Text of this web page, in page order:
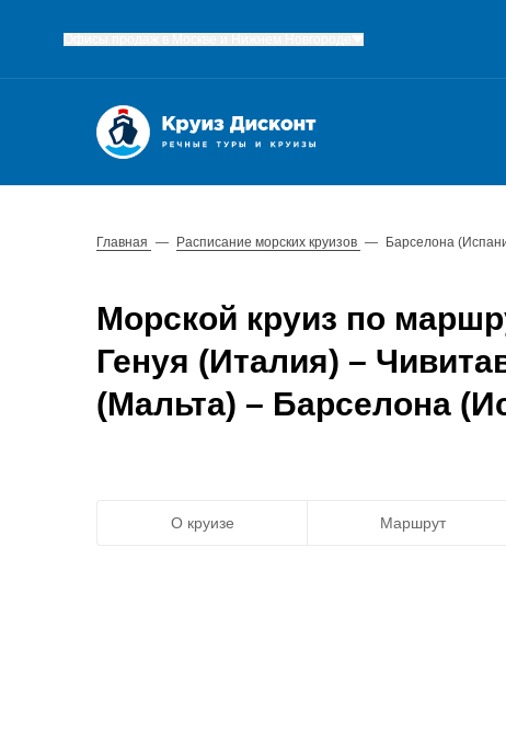
Главная — Расписание морских круизов — Барселона
Морской круиз по
Генуя (Италия) –
(Мальта) – Барселона
О круизе Маршрут